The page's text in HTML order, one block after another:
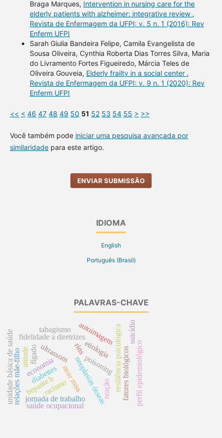
Braga Marques, Intervention in nursing care for the
elderly patients with alzheimer: integrative review ,
Revista de Enfermagem da UFPI: v. 5 n. 1 (2016): Rev
Enferm UFPI
Sarah Giulia Bandeira Felipe, Camila Evangelista de
Sousa Oliveira, Cynthia Roberta Dias Torres Silva, Maria
do Livramento Fortes Figueiredo, Márcia Teles de
Oliveira Gouveia, Elderly frailty in a social center ,
Revista de Enfermagem da UFPI: v. 9 n. 1 (2020): Rev
Enferm UFPI
<< < 46 47 48 49 50 51 52 53 54 55 > >>
Você também pode iniciar uma pesquisa avançada por
similaridadepara este artigo.
ENVIAR SUBMISSÃO
IDIOMA
English
Português (Brasil)
PALAVRAS-CHAVE
hepatite b neoplasias ósseas
poisoning
ultrassom
near miss
fidelidade a diretrizes
jornada de trabalho
resiliência psicológica
relações mãe-filho
unidade básica de saúde autoimagem
fatores biológicosperfil epidemiológico
economia
suicídio
reação
diabettes
fígado rins
racismo
atitude etiologia
tabagismo
saúde ocupacional